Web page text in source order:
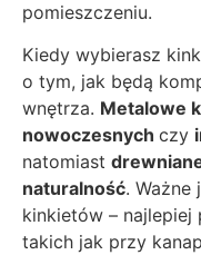
pomieszczeniu.
Kiedy wybierasz
o tym, jak będą
wnętrza. Metalowe
nowoczesnych czy
natomiast
naturalność. Ważne
kinkietów – najlepiej
takich jak przy